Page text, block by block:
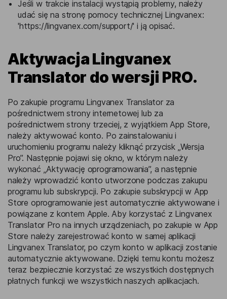
Jeśli w trakcie instalacji wystąpią problemy, należy
udać się na stronę pomocy technicznej Lingvanex:
'https://lingvanex.com/support/' i ją opisać.
Aktywacja Lingvanex
Translator do wersji PRO.
Po zakupie programu Lingvanex Translator za
pośrednictwem strony internetowej lub za
pośrednictwem strony trzeciej, z wyjątkiem App Store,
należy aktywować konto. Po zainstalowaniu i
uruchomieniu programu należy kliknąć przycisk „Wersja
Pro”. Następnie pojawi się okno, w którym należy
wykonać „Aktywację oprogramowania”, a następnie
należy wprowadzić konto utworzone podczas zakupu
programu lub subskrypcji. Po zakupie subskrypcji w App
Store oprogramowanie jest automatycznie aktywowane i
powiązane z kontem Apple. Aby korzystać z Lingvanex
Translator Pro na innych urządzeniach, po zakupie w App
Store należy zarejestrować konto w samej aplikacji
Lingvanex Translator, po czym konto w aplikacji zostanie
automatycznie aktywowane. Dzięki temu kontu możesz
teraz bezpiecznie korzystać ze wszystkich dostępnych
płatnych funkcji we wszystkich naszych aplikacjach.